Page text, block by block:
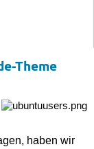
Theme
haben wir